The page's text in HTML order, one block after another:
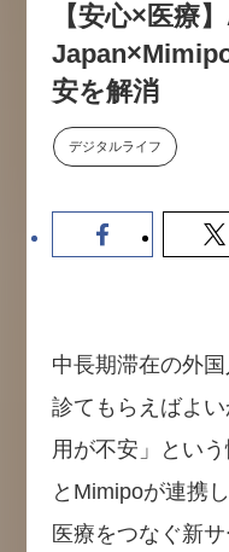
セミナー
【安心×医療
安を解消
デジタルライフ
中長期滞在の外
診てもらえばよ
用が不安」とい
とMimipoが連携
医療をつなぐ新